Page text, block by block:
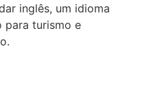
inglês, um idioma
para turismo e